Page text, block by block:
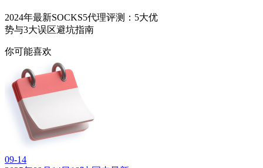
2024年最新SOCKS5代理评测：5大优
势与3大误区避坑指南
你可能喜欢
09-14